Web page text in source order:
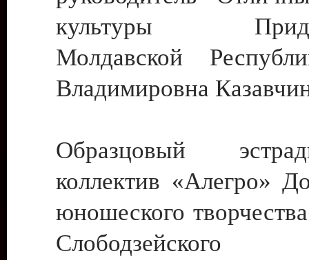
культуры
Молдавской
Владимировна
Образцовый
коллектив «Алегро»
юношеского